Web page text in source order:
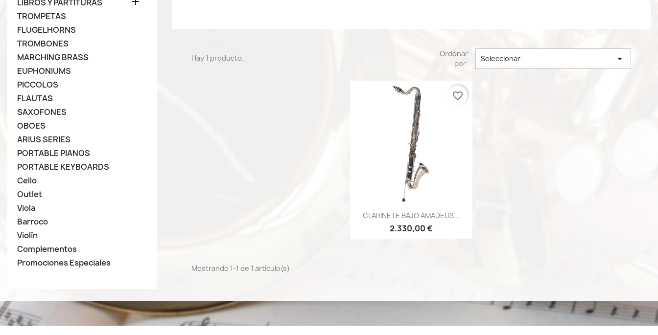
LIBROS Y PARTITURAS
TROMPETAS
FLUGELHORNS
TROMBONES
MARCHING BRASS
EUPHONIUMS
PICCOLOS
FLAUTAS
SAXOFONES
OBOES
ARIUS SERIES
PORTABLE PIANOS
PORTABLE KEYBOARDS
Cello
Outlet
Viola
Barroco
Violín
Complementos
Promociones Especiales
Hay 1 producto.
Ordenar
por:
Seleccionar 
Vista rápida
CLARINETE BAJO AMADEUS...
2.330,00 €
favorite_border
Mostrando 1-1 de 1 artículo(s)